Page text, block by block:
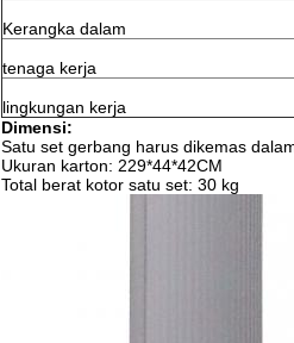
Kerangka dalam
tenaga kerja
lingkungan kerja
Dimensi:
Satu set gerbang harus dikemas
Ukuran karton: 229*44*42CM
Total berat kotor satu set: 30 kg